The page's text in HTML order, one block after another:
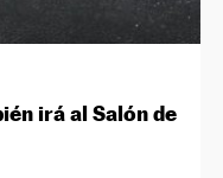
irá al Salón de